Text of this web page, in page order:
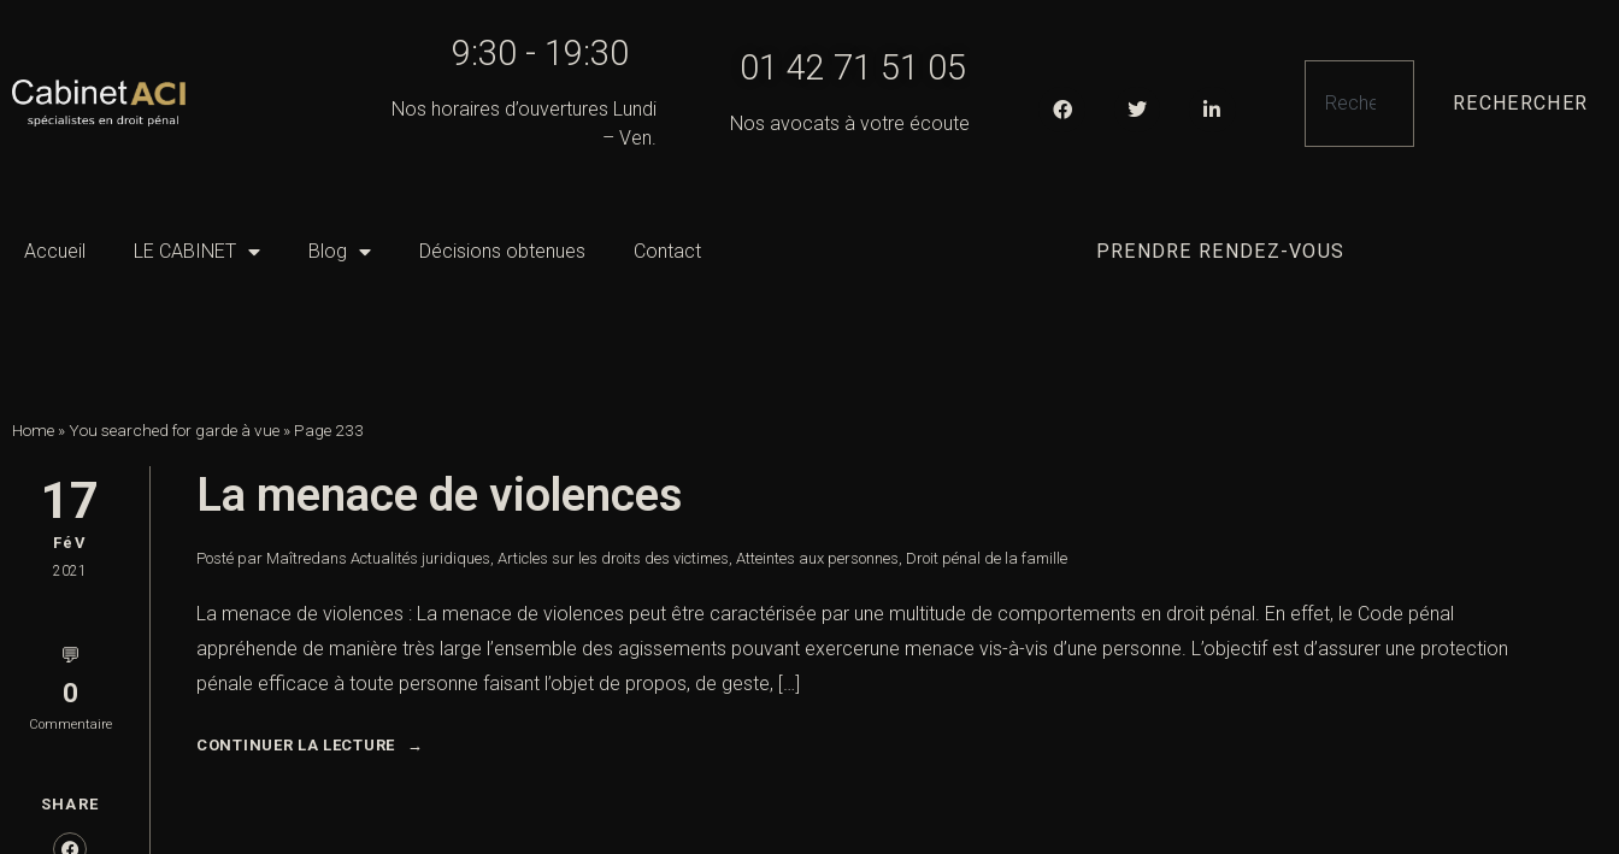
9:30 - 19:30
Nos horaires d’ouvertures Lundi
– Ven.
01 42 71 51 05
Nos avocats à votre écoute
RECHERCHER
Accueil LE CABINET Blog Décisions obtenues Contact PRENDRE RENDEZ-VOUS
Home »You searched for garde à vue » Page 233
17
FéV
2021
💬
0
Commentaire
SHARE
La menace de violences
Posté par Maîtredans Actualités juridiques, Articles sur les droits des victimes, Atteintes aux personnes, Droit pénal de la famille
La menace de violences : La menace de violences peut être caractérisée par une multitude de comportements en droit pénal. En effet, le Code pénal
appréhende de manière très large l’ensemble des agissements pouvant exercerune menace vis-à-vis d’une personne. L’objectif est d’assurer une protection
pénale efficace à toute personne faisant l’objet de propos, de geste, […]
CONTINUER LA LECTURE